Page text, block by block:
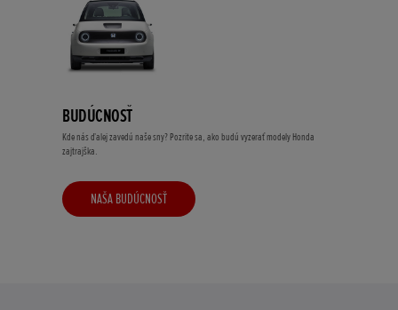
BUDÚCNOSŤ
Kde nás ďalej zavedú naše sny? Pozrite sa, ako budú vyzerať modely Honda
zajtrajška.
NAŠA BUDÚCNOSŤ